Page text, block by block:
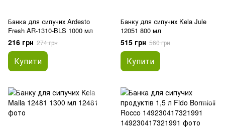
Банка для сипучих Ardesto
Fresh AR-1310-BLS 1000 мл
216 грн 274 грн
Купити
Банку для сипучих Kela Jule
12051 800 мл
515 грн 560 грн
Купити